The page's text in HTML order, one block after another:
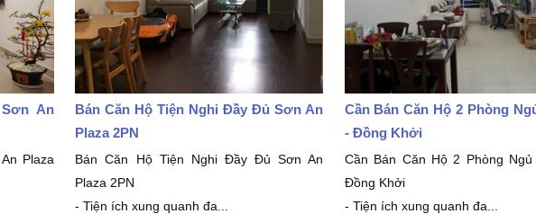
An
Plaza
Bán Căn Hộ Tiện Nghi Đầy Đủ Sơn An
Plaza 2PN
Bán Căn Hộ Tiện Nghi Đầy Đủ Sơn An
Plaza 2PN
- Tiện ích xung quanh đa...
Cần Bán Căn Hộ 2 Phòng
- Đồng Khởi
Cần Bán Căn Hộ 2 Phòng
Đồng Khởi
- Tiện ích xung quanh đa...